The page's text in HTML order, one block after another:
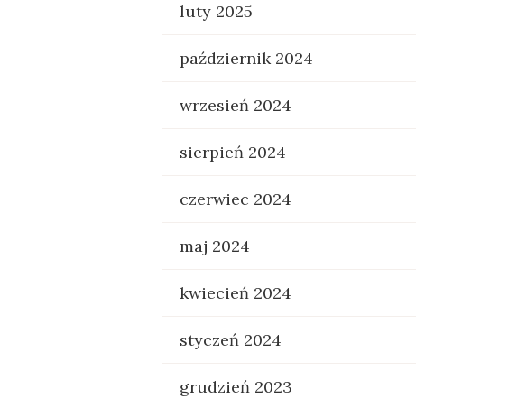
luty 2025
październik 2024
wrzesień 2024
sierpień 2024
czerwiec 2024
maj 2024
kwiecień 2024
styczeń 2024
grudzień 2023